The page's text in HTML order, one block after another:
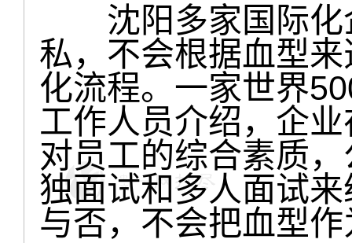
沈阳多家国际化
私，不会根据血型
化流程。一家世界
工作人员介绍，企
对员工的综合素质
独面试和多人面试
与否，不会把血型